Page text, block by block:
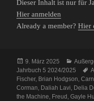
Dieser Inhalt ist nur für
Hier anmelden
Already a member?Hier
Veröffentlicht
am
9. März 2025
Jahrbuch 5 2024/2025
Fischer, Brian Hodgson,
Corman, Daliah Lavi, Delia
the Machine, Freud ,Gayle